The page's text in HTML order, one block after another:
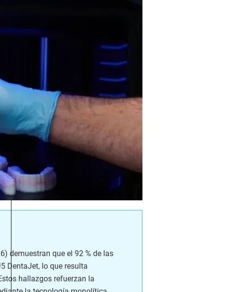
demuestran que el 92 % de las
DentaJet, lo que resulta
hallazgos refuerzan la